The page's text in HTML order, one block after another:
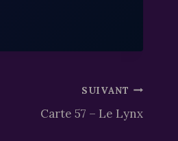
SUIVANT
Carte 57 – Le Lynx